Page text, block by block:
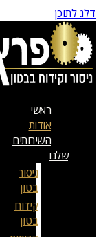
דלג לתוכן
ראשי
אודות
השירותים
שלנו
ניסור
בטון
קידוח
בטון